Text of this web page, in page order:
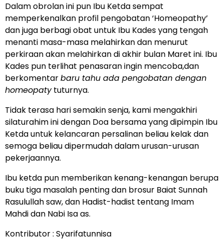
Dalam obrolan ini pun Ibu Ketda sempat
memperkenalkan profil pengobatan ‘Homeopathy’
dan juga berbagi obat untuk Ibu Kades yang tengah
menanti masa-masa melahirkan dan menurut
perkiraan akan melahirkan di akhir bulan Maret ini. Ibu
Kades pun terlihat penasaran ingin mencoba,dan
berkomentarbaru tahu ada pengobatan dengan
homeopatytuturnya.
Tidak terasa hari semakin senja, kami mengakhiri
silaturahim ini dengan Doa bersama yang dipimpin Ibu
Ketda untuk kelancaran persalinan beliau kelak dan
semoga beliau dipermudah dalam urusan-urusan
pekerjaannya.
Ibu ketda pun memberikan kenang-kenangan berupa
buku tiga masalah penting dan brosur Baiat Sunnah
Rasulullah saw, dan Hadist-hadist tentang Imam
Mahdi dan Nabi Isa as.
Kontributor : Syarifatunnisa